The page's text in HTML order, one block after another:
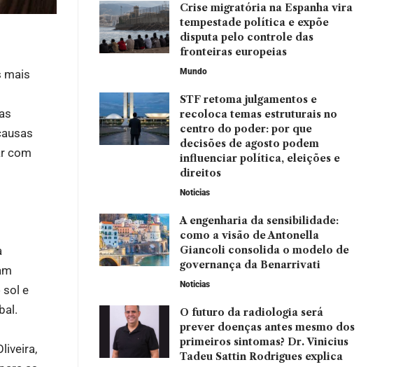
mais
com
sol e
Crise migratória na Espanha vira
tempestade política e expõe
disputa pelo controle das
fronteiras europeias
Mundo
STF retoma julgamentos e
recoloca temas estruturais no
centro do poder: por que
decisões de agosto podem
influenciar política, eleições e
direitos
Noticias
A engenharia da sensibilidade:
como a visão de Antonella
Giancoli consolida o modelo de
governança da Benarrivati
Noticias
O futuro da radiologia será
prever doenças antes mesmo dos
primeiros sintomas? Dr. Vinicius
Tadeu Sattin Rodrigues explica